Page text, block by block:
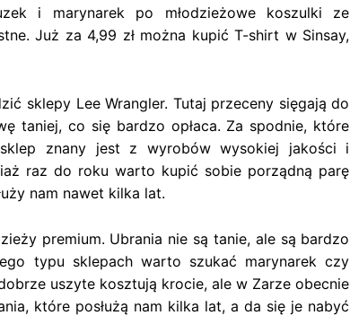
i marynarek po młodzieżowe koszulki ze
Już za 4,99 zł można kupić T-shirt w Sinsay,
sklepy Lee Wrangler. Tutaj przeceny sięgają do
taniej, co się bardzo opłaca. Za spodnie, które
znany jest z wyrobów wysokiej jakości i
raz do roku warto kupić sobie porządną parę
nam nawet kilka lat.
premium. Ubrania nie są tanie, ale są bardzo
typu sklepach warto szukać marynarek czy
uszyte kosztują krocie, ale w Zarze obecnie
które posłużą nam kilka lat, a da się je nabyć